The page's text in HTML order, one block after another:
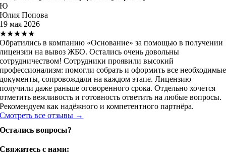
Ю
Юлия Попова
19 мая 2026
★★★★★
Обратились в компанию «Основание» за помощью в получении
лицензии на вывоз ЖБО. Остались очень довольны
сотрудничеством! Сотрудники проявили высокий
профессионализм: помогли собрать и оформить все необходимые
документы, сопровождали на каждом этапе. Лицензию
получили даже раньше оговоренного срока. Отдельно хочется
отметить вежливость и готовность ответить на любые вопросы.
Рекомендуем как надёжного и компетентного партнёра.
Смотреть все отзывы →
Остались вопросы?
Свяжитесь с нами: